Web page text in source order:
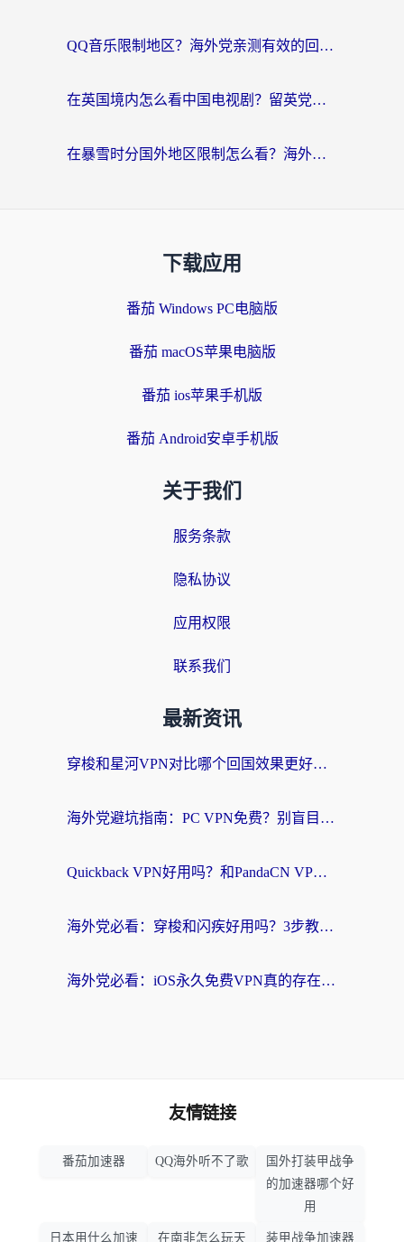
QQ音乐限制地区？海外党亲测有效的回国加速器选择指南（附听书音乐全攻略）
在英国境内怎么看中国电视剧？留英党亲测有效的追剧自由指南
在暴雪时分国外地区限制怎么看？海外党亲测有效的回国加速指南
下载应用
番茄 Windows PC电脑版
番茄 macOS苹果电脑版
番茄 ios苹果手机版
番茄 Android安卓手机版
关于我们
服务条款
隐私协议
应用权限
联系我们
最新资讯
穿梭和星河VPN对比哪个回国效果更好？海外党亲测5款加速器的无缝访问指南
海外党避坑指南：PC VPN免费？别盲目！教你选对回国加速器无缝刷国内资源
Quickback VPN好用吗？和PandaCN VPN对比哪个回国效果更好？海外党必看的真实体验指南
海外党必看：穿梭和闪疾好用吗？3步教你选对回国加速器，无缝刷剧玩Steam
海外党必看：iOS永久免费VPN真的存在吗？教你选对回国加速器无缝刷国内资源
友情链接
番茄加速器 QQ海外听不了歌
国外打装甲战争
的加速器哪个好
用
日本用什么加速 在南非怎么玩天 装甲战争加速器